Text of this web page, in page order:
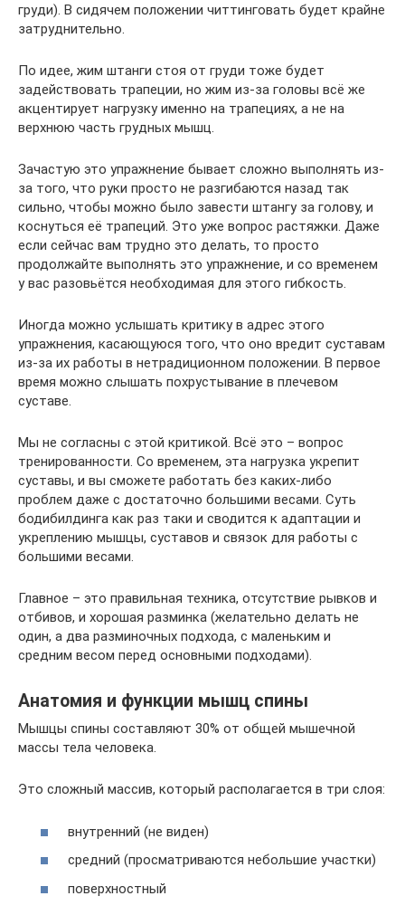
груди). В сидячем положении читтинговать будет крайне
затруднительно.
По идее, жим штанги стоя от груди тоже будет
задействовать трапеции, но жим из-за головы всё же
акцентирует нагрузку именно на трапециях, а не на
верхнюю часть грудных мышц.
Зачастую это упражнение бывает сложно выполнять из-
за того, что руки просто не разгибаются назад так
сильно, чтобы можно было завести штангу за голову, и
коснуться её трапеций. Это уже вопрос растяжки. Даже
если сейчас вам трудно это делать, то просто
продолжайте выполнять это упражнение, и со временем
у вас разовьётся необходимая для этого гибкость.
Иногда можно услышать критику в адрес этого
упражнения, касающуюся того, что оно вредит суставам
из-за их работы в нетрадиционном положении. В первое
время можно слышать похрустывание в плечевом
суставе.
Мы не согласны с этой критикой. Всё это – вопрос
тренированности. Со временем, эта нагрузка укрепит
суставы, и вы сможете работать без каких-либо
проблем даже с достаточно большими весами. Суть
бодибилдинга как раз таки и сводится к адаптации и
укреплению мышцы, суставов и связок для работы с
большими весами.
Главное – это правильная техника, отсутствие рывков и
отбивов, и хорошая разминка (желательно делать не
один, а два разминочных подхода, с маленьким и
средним весом перед основными подходами).
Анатомия и функции мышц спины
Мышцы спины составляют 30% от общей мышечной
массы тела человека.
Это сложный массив, который располагается в три слоя:
внутренний (не виден)
средний (просматриваются небольшие участки)
поверхностный